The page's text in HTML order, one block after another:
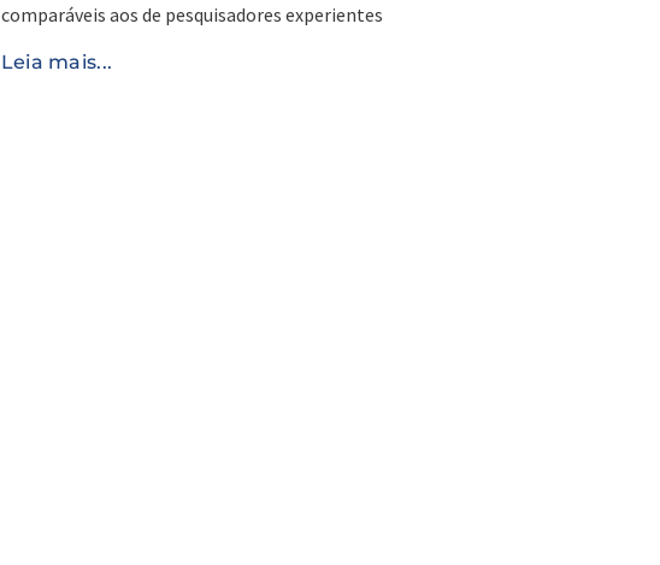
comparáveis aos de pesquisadores experientes
Leia mais...